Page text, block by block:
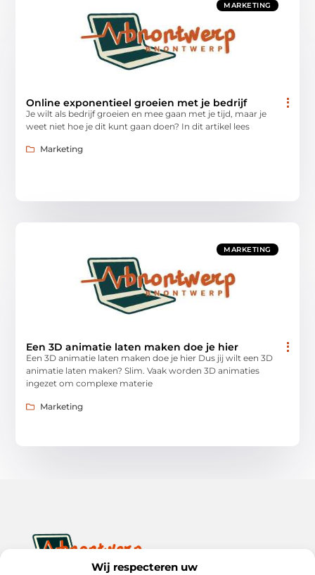
Wij respecteren uw
MARKETING
Online exponentieel groeien met je bedrijf
Je wilt als bedrijf groeien en mee gaan met je tijd, maar je
weet niet hoe je dit kunt gaan doen? In dit artikel lees
Marketing
MARKETING
Een 3D animatie laten maken doe je hier
Een 3D animatie laten maken doe je hier Dus jij wilt een 3D
animatie laten maken? Slim. Vaak worden 3D animaties
ingezet om complexe materie
Marketing